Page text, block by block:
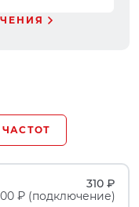
ЧАСТОТ
310 ₽
₽ (подключение)